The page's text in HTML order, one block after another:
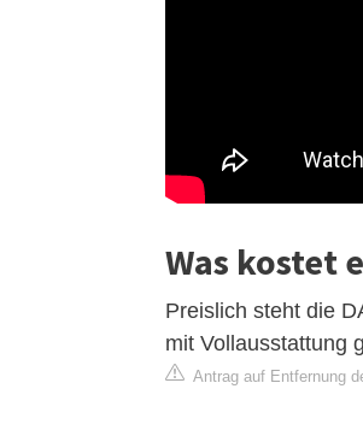
Was kostet
Preislich steht die
mit Vollausstattung
Antrag auf Entfernung